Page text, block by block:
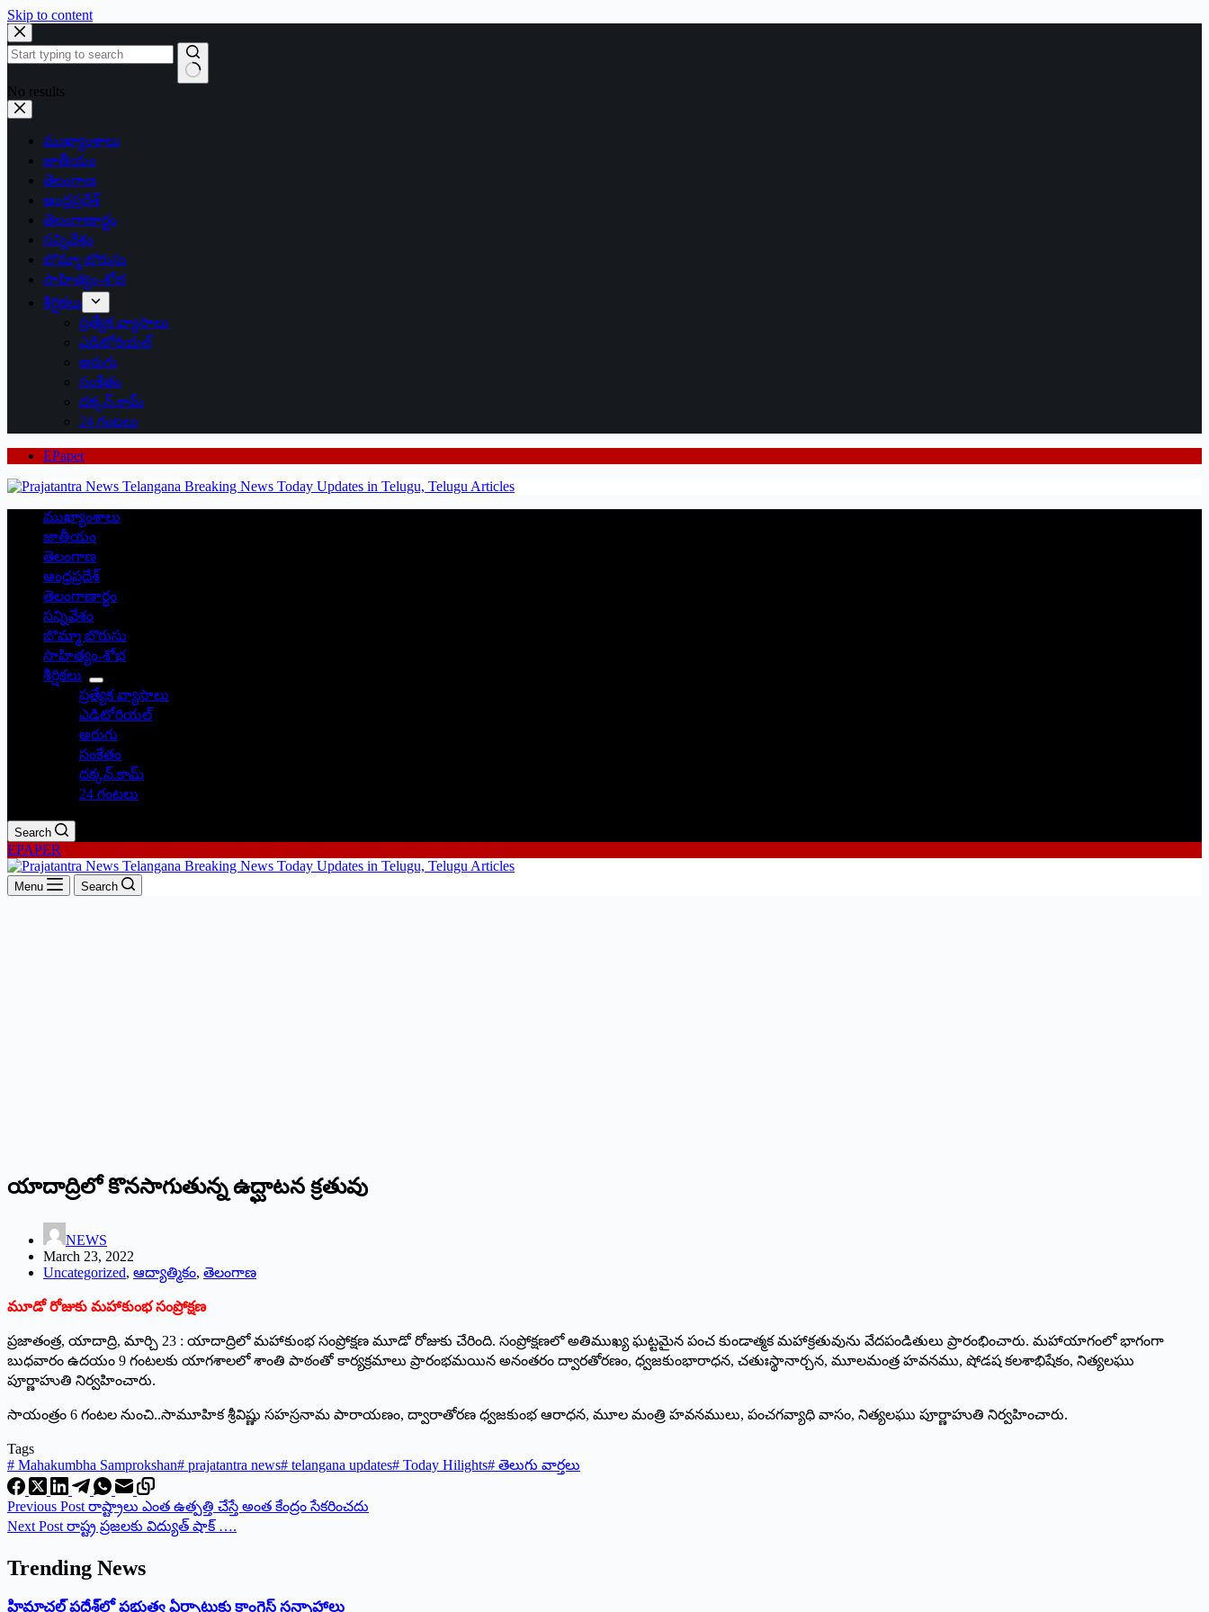
Skip to content
No results
ముఖ్యాంశాలు
జాతీయం
తెలంగాణ
ఆంధ్రప్రదేశ్
తెలంగాణార్థం
సన్నివేశం
బొమ్మా బొరుసు
సాహిత్యం-శోభ
శీర్షికలు
ప్రత్యేక వ్యాసాలు
ఎడిటోరియల్
అరుగు
సంకేతం
దక్కన్.కామ్
24 గంటలు
EPaper
ముఖ్యాంశాలు
జాతీయం
తెలంగాణ
ఆంధ్రప్రదేశ్
తెలంగాణార్థం
సన్నివేశం
బొమ్మా బొరుసు
సాహిత్యం-శోభ
శీర్షికలు
ప్రత్యేక వ్యాసాలు
ఎడిటోరియల్
అరుగు
సంకేతం
దక్కన్.కామ్
24 గంటలు
Search
EPAPER
Menu Search
యాదాద్రిలో కొనసాగుతున్న ఉద్ఘాటన క్రతువు
NEWS
March 23, 2022
Uncategorized, ఆద్యాత్మికం, తెలంగాణ
మూడో రోజుకు మహాకుంభ సంప్రోక్షణ
ప్రజాతంత్ర, యాదాద్రి, మార్చి 23 : యాదాద్రిలో మహాకుంభ సంప్రోక్షణ మూడో రోజుకు చేరింది. సంప్రోక్షణలో అతిముఖ్య ఘట్టమైన పంచ కుండాత్మక మహాక్రతువును వేదపండితులు ప్రారంభించారు. మహాయాగంలో భాగంగా
బుధవారం ఉదయం 9 గంటలకు యాగశాలలో శాంతి పాఠంతో కార్యక్రమాలు ప్రారంభమయిన అనంతరం ద్వారతోరణం, ధ్వజకుంభారాధన, చతుఃస్థానార్చన, మూలమంత్ర హవనము, షోడష కలశాభిషేకం, నిత్యలఘు
పూర్ణాహుతి నిర్వహించారు.
సాయంత్రం 6 గంటల నుంచి..సామూహిక శ్రీవిష్ణు సహస్రనామ పారాయణం, ద్వారాతోరణ ధ్వజకుంభ ఆరాధన, మూల మంత్రి హవనములు, పంచగవ్యాధి వాసం, నిత్యలఘు పూర్ణాహుతి నిర్వహించారు.
Tags
# Mahakumbha Samprokshan# prajatantra news# telangana updates# Today Hilights# తెలుగు వార్తలు
Previous Post రాష్ట్రాలు ఎంత ఉత్పత్తి చేస్తే అంత కేంద్రం సేకరించదు
Next Post రాష్ట్ర ప్రజలకు విద్యుత్‌ ‌షాక్‌ ….
Trending News
‌హ్రిమాచల్‌ ‌ప్రదేశ్‌లో పభుత్వ ఏర్పాటుకు కాంగ్రెస్‌ ‌సన్నాహాలు